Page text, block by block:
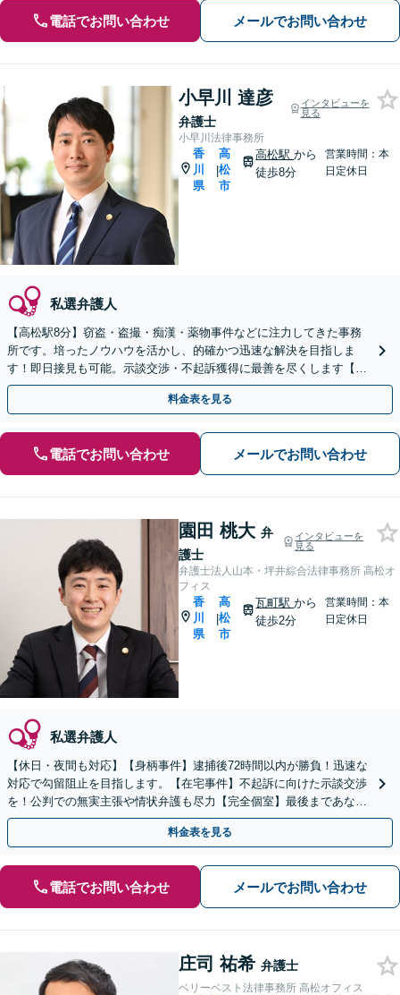
電話でお問い合わせ メールでお問い合わせ
小早川 達彦
弁護士
インタビューを
見る
小早川法律事務所
香
川
県
|
高
松
市
高松駅から
徒歩8分
営業時間：本
日定休日
私選弁護人
【高松駅8分】窃盗・盗撮・痴漢・薬物事件などに注力してきた事務
所です。培ったノウハウを活かし、的確かつ迅速な解決を目指しま
す！即日接見も可能。示談交渉・不起訴獲得に最善を尽くします【初
回面談無料】【休日／夜間面談OK（要予約）】
料金表を見る
電話でお問い合わせ メールでお問い合わせ
園田 桃大 弁
護士
インタビューを
見る
弁護士法人山本・坪井綜合法律事務所 高松オ
フィス
香
川
県
|
高
松
市
瓦町駅から
徒歩2分
営業時間：本
日定休日
私選弁護人
【休日・夜間も対応】【身柄事件】逮捕後72時間以内が勝負！迅速な
対応で勾留阻止を目指します。【在宅事件】不起訴に向けた示談交渉
を！公判での無実主張や情状弁護も尽力【完全個室】最後まであなた
の味方です。ご相談ください。
料金表を見る
電話でお問い合わせ メールでお問い合わせ
庄司 祐希 弁護士
ベリーベスト法律事務所 高松オフィス